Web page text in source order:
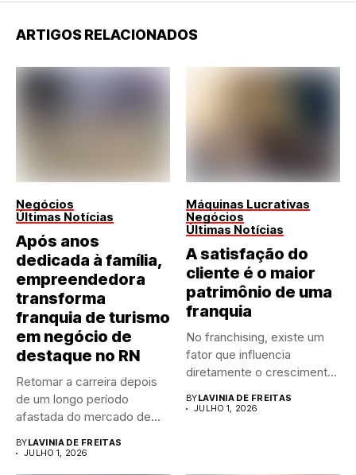
ARTIGOS RELACIONADOS
Negócios
Últimas Notícias
Após anos
dedicada à família,
empreendedora
transforma
franquia de turismo
em negócio de
destaque no RN
Retomar a carreira depois
de um longo período
afastada do mercado de...
BYLAVINIA DE FREITAS
JULHO 1, 2026
Máquinas Lucrativas
Negócios
Últimas Notícias
A satisfação do
cliente é o maior
patrimônio de uma
franquia
No franchising, existe um
fator que influencia
diretamente o crescimento
BYLAVINIA DE FREITAS
JULHO 1, 2026